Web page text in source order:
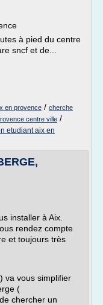
à pied du centre
sncf et de...
en provence / cherche
centre ville /
etudiant aix en
installer à Aix.
rendez compte
et toujours très
va vous simplifier
(
chercher un